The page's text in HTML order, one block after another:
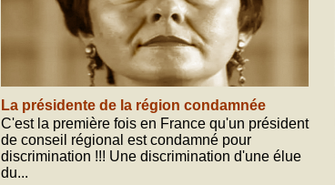
La présidente de la région condamnée
C'est la première fois en France qu'un président
de conseil régional est condamné pour
discrimination !!! Une discrimination d'une élue
du...